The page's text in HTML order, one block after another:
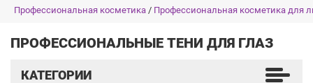
Профессиональная косметика / Профессиональная косметика для
ПРОФЕССИОНАЛЬНЫЕ ТЕНИ ДЛЯ ГЛАЗ
КАТЕГОРИИ